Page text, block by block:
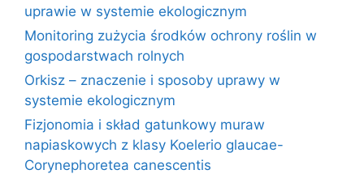
uprawie w systemie ekologicznym
Monitoring zużycia środków ochrony roślin w
gospodarstwach rolnych
Orkisz – znaczenie i sposoby uprawy w
systemie ekologicznym
Fizjonomia i skład gatunkowy muraw
napiaskowych z klasy Koelerio glaucae-
Corynephoretea canescentis